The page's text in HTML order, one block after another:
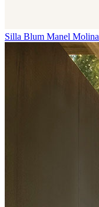
Silla Blum Manel Molina